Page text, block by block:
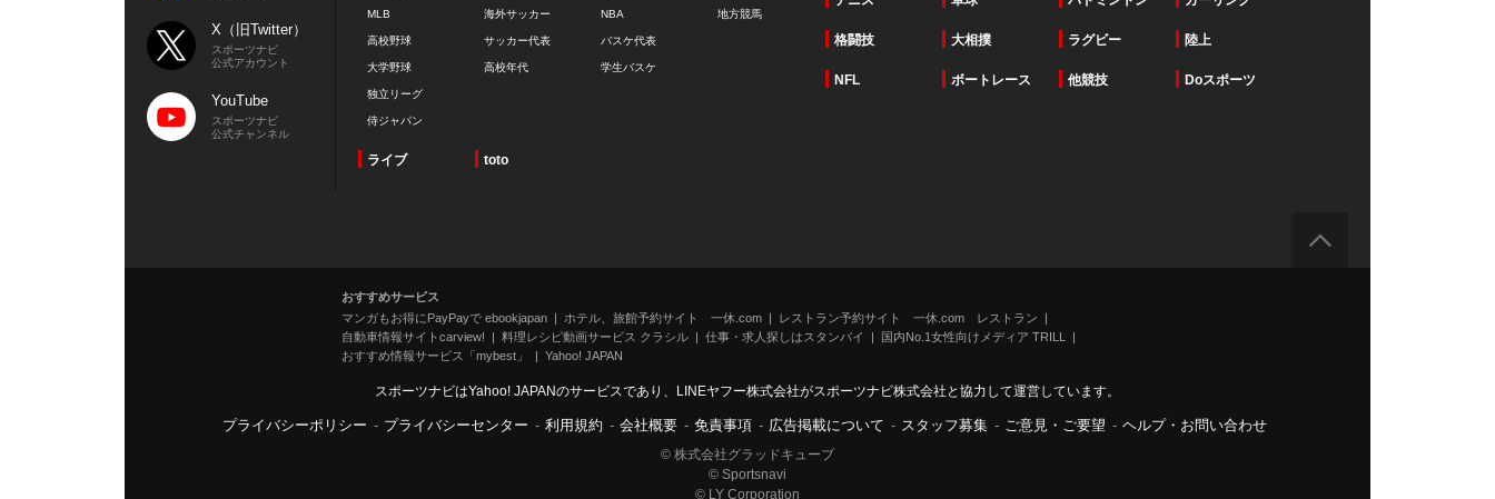
X（旧Twitter）
スポーツナビ
公式アカウント
YouTube
スポーツナビ
公式チャンネル
MLB
高校野球
大学野球
独立リーグ
侍ジャパン
海外サッカー
サッカー代表
高校年代
NBA
バスケ代表
学生バスケ
地方競馬
格闘技 大相撲 ラグビー 陸上
NFL ボートレース 他競技 Doスポーツ
ライブ toto
おすすめサービス
マンガもお得にPayPayで ebookjapan
ホテル、旅館予約サイト 一休.com
レストラン予約サイト 一休.com レストラン
自動車情報サイトcarview!
料理レシピ動画サービス クラシル 仕事・求人探しはスタンバイ
国内No.1女性向けメディア TRILL
おすすめ情報サービス「mybest」
Yahoo! JAPAN
スポーツナビはYahoo! JAPANのサービスであり、LINEヤフー株式会社がスポーツナビ株式会社と協力して運営しています。
プライバシーポリシー - プライバシーセンター - 利用規約 - 会社概要 - 免責事項 - 広告掲載について - スタッフ募集 - ご意見・ご要望 - ヘルプ・お問い合わせ
© 株式会社グラッドキューブ
© Sportsnavi
© LY Corporation